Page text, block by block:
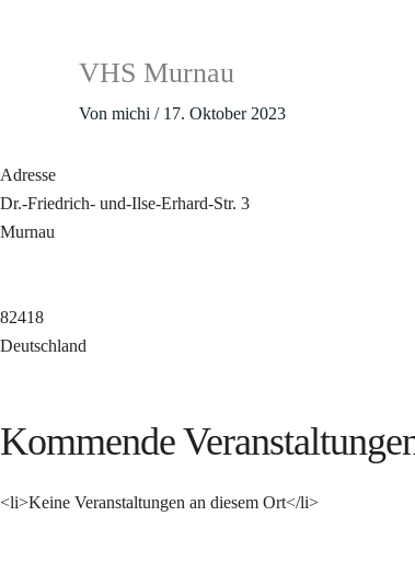
VHS Murnau
Von michi / 17. Oktober 2023
Adresse
Dr.-Friedrich- und-Ilse-Erhard-Str. 3
Murnau
82418
Deutschland
Kommende
<li>Keine Veranstaltungen an diesem Ort</li>